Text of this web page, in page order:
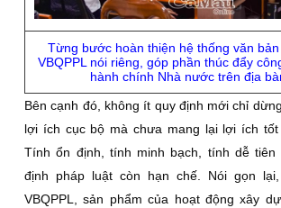
Từng bước hoàn thiện hệ thống văn
VBQPPL nói riêng, góp phần thúc đẩy
hành chính Nhà nước trên địa
Bên cạnh đó, không ít quy định mới chỉ
lợi ích cục bộ mà chưa mang lại lợi ích tốt
Tính ổn định, tính minh bạch, tính dễ tiên
định pháp luật còn hạn chế. Nói gọn
VBQPPL, sản phẩm của hoạt động xây